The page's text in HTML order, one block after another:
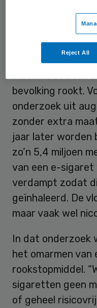
In 2019 werd het
tegen 2030
bevolking rookt.
onderzoek uit
zonder extra
jaar later worden
zo’n 5,4 miljoen
van een e-
verdampt zodat
geïnhaleerd. De
maar vaak wel
In dat onderzoek
het omarmen
rookstopmiddel.
sigaretten geen
of geheel
Reject All